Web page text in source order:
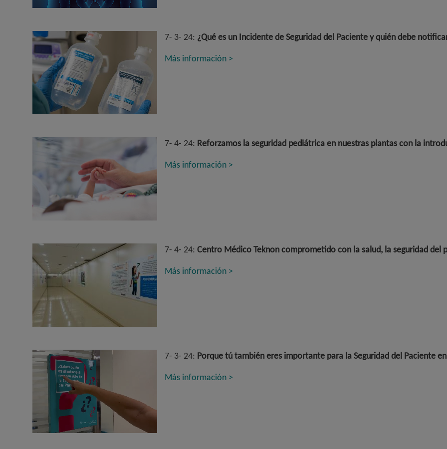
7- 3- 24: ¿Qué es un Incidente de Seguridad del Paciente y quién debe
Más información >
7- 4- 24: Reforzamos la seguridad pediátrica en nuestras plantas con la
Más información >
7- 4- 24: Centro Médico Teknon comprometido con la salud, la seguridad del
Más información >
7- 3- 24: Porque tú también eres importante para la Seguridad del Paciente
Más información >